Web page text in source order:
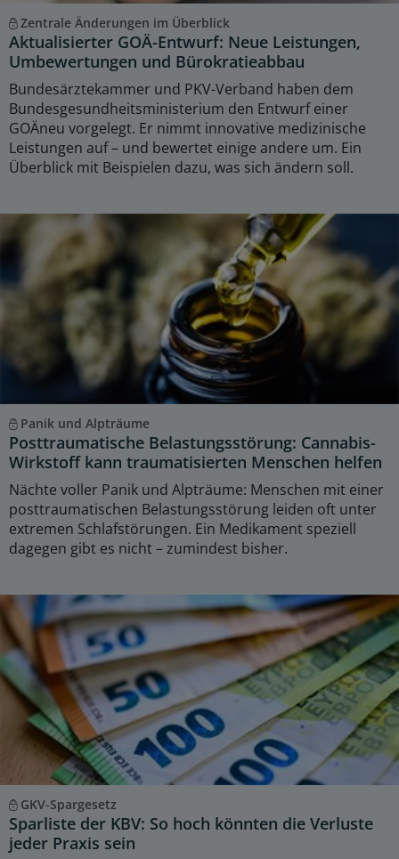
Zentrale Änderungen im Überblick
Aktualisierter GOÄ-Entwurf: Neue Leistungen,
Umbewertungen und Bürokratieabbau
Bundesärztekammer und PKV-Verband haben dem
Bundesgesundheitsministerium den Entwurf einer
GOÄneu vorgelegt. Er nimmt innovative medizinische
Leistungen auf – und bewertet einige andere um. Ein
Überblick mit Beispielen dazu, was sich ändern soll.
Panik und Alpträume
Posttraumatische Belastungsstörung: Cannabis-
Wirkstoff kann traumatisierten Menschen helfen
Nächte voller Panik und Alpträume: Menschen mit einer
posttraumatischen Belastungsstörung leiden oft unter
extremen Schlafstörungen. Ein Medikament speziell
dagegen gibt es nicht – zumindest bisher.
GKV-Spargesetz
Sparliste der KBV: So hoch könnten die Verluste
jeder Praxis sein